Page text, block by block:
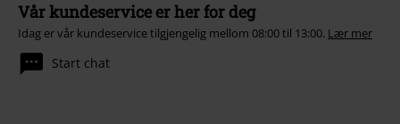
Vår kundeservice er her for deg
Idag er vår kundeservice tilgjengelig mellom 08:00 til 13:00. Lær mer
Start chat